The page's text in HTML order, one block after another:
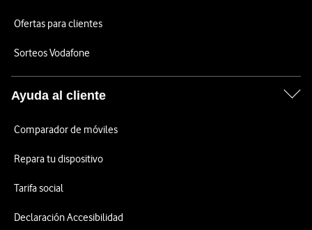
Ofertas para clientes
Sorteos Vodafone
Ayuda al cliente
Comparador de móviles
Repara tu dispositivo
Tarifa social
Declaración Accesibilidad